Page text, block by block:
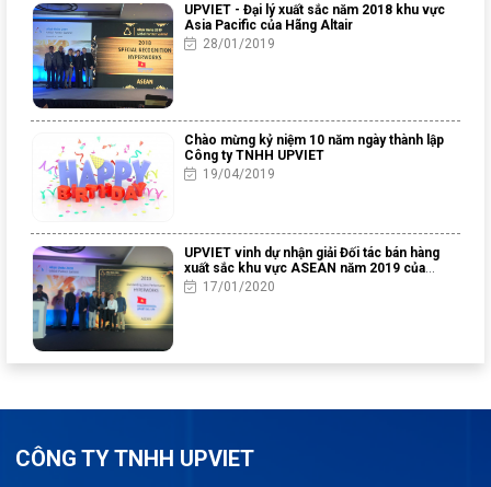
UPVIET - Đại lý xuất sắc năm 2018 khu vực
Asia Pacific của Hãng Altair
28/01/2019
Chào mừng kỷ niệm 10 năm ngày thành lập
Công ty TNHH UPVIET
19/04/2019
UPVIET vinh dự nhận giải Đối tác bán hàng
xuất sắc khu vực ASEAN năm 2019 của
Altair Engineering
17/01/2020
CÔNG TY TNHH UPVIET